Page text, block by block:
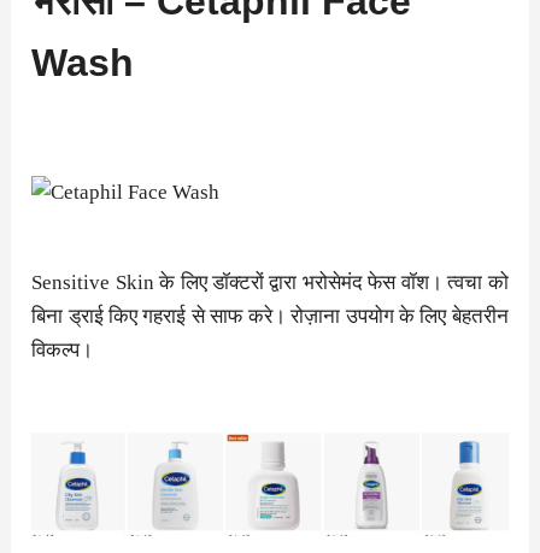
Wash
Sensitive Skin के लिए डॉक्टरों द्वारा भरोसेमंद फेस वॉश। त्वचा को
बिना ड्राई किए गहराई से साफ करे। रोज़ाना उपयोग के लिए बेहतरीन
विकल्प।